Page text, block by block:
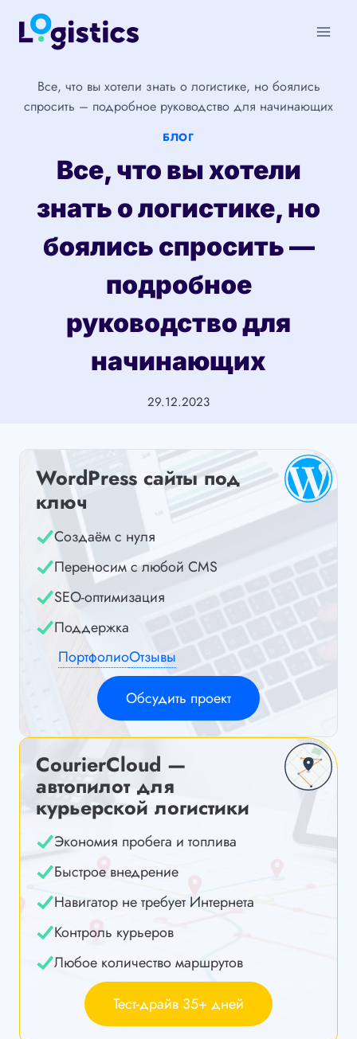
Перейти
Все, что вы хотели знать о логистике, но боялись
спросить – подробное руководство для начинающих
БЛОГ
Все, что вы хотели
знать о логистике, но
боялись спросить —
подробное
руководство для
начинающих
29.12.2023
WordPress сайты под
ключ
Создаём с нуля
Переносим с любой CMS
SEO-оптимизация
Поддержка
ПортфолиоОтзывы
Обсудить проект
CourierCloud —
автопилот для
курьерской логистики
Экономия пробега и топлива
Быстрое внедрение
Навигатор не требует Интернета
Контроль курьеров
Любое количество маршрутов
Тест-драйв 35+ дней